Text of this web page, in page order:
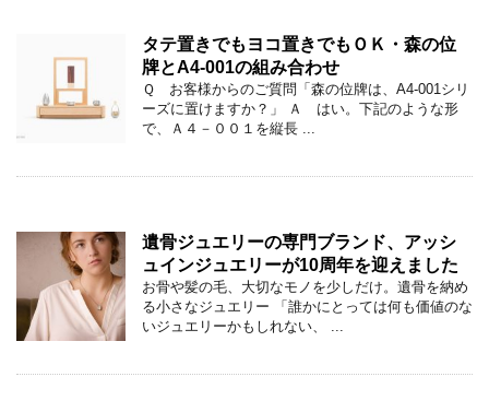
タテ置きでもヨコ置きでもＯＫ・森の位
牌とA4-001の組み合わせ
Ｑ お客様からのご質問「森の位牌は、A4-001シリ
ーズに置けますか？」 Ａ はい。下記のような形
で、Ａ４－００１を縦長 ...
遺骨ジュエリーの専門ブランド、アッシ
ュインジュエリーが10周年を迎えました
お骨や髪の毛、大切なモノを少しだけ。遺骨を納め
る小さなジュエリー 「誰かにとっては何も価値のな
いジュエリーかもしれない、 ...